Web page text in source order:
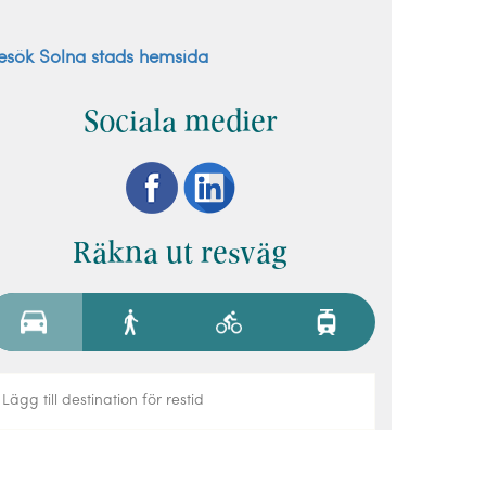
Solna stads hemsida
Sociala medier
Räkna ut resväg